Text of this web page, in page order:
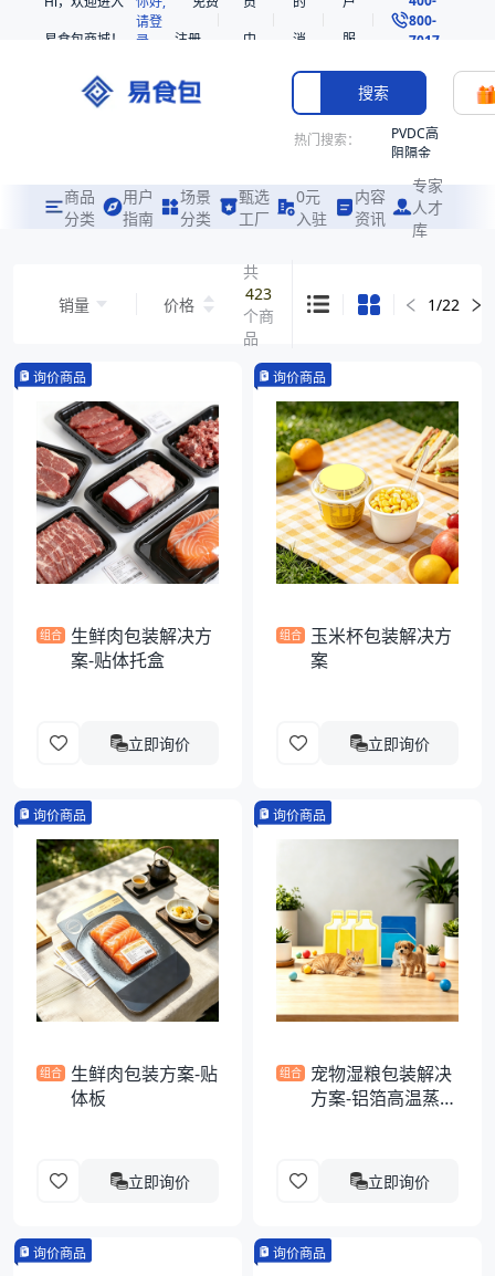
易食包商城！
请登
录
注册
中
消
息
服
务
800-
7017
搜索
热门搜索：
PVDC高
阻隔金
共挤热
收缩袋
非阻隔
共挤热
烤箱袋
SE53
热收缩
袋
拉伸膜
商品
分类
用户
指南
场景
分类
甄选
工厂
0元
入驻
内容
资讯
专家
人才
库
销量 价格
共
423
个商
品
1/22
询价商品
组合 生鲜肉包装解决方
案-贴体托盒
立即询价
询价商品
组合 玉米杯包装解决方
案
立即询价
询价商品
组合 生鲜肉包装方案-贴
体板
立即询价
询价商品
组合 宠物湿粮包装解决
方案-铝箔高温蒸煮
立即询价
询价商品 询价商品